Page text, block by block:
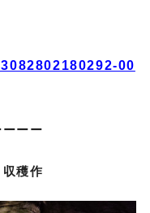
00
ーー
穫作